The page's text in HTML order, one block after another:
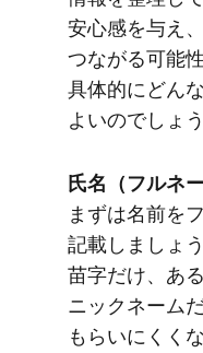
安心感を​与え
つながる​可能
具体的に​どん
よいのでしょう
氏名​（フルネー
まずは​名前を​
記載しましょ
苗字だけ、​あ
ニックネーム
もらいに​くく